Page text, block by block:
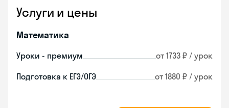
Услуги и цены
Математика
Уроки - премиум от 1733 ₽ / урок
Подготовка к ЕГЭ/ОГЭ от 1880 ₽ / урок